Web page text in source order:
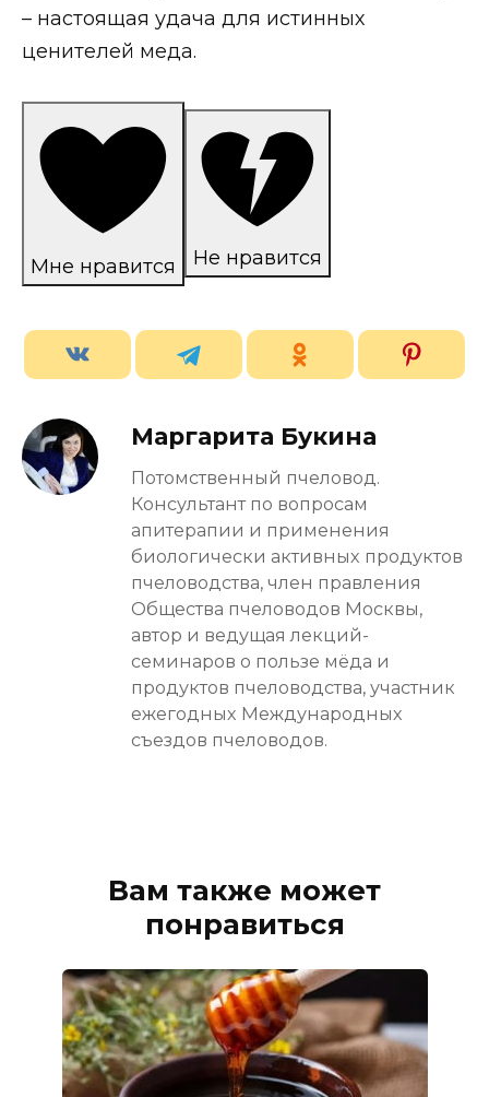
– настоящая удача для истинных
ценителей меда.
Мне нравится Не нравится
Маргарита Букина
Потомственный пчеловод.
Консультант по вопросам
апитерапии и применения
биологически активных продуктов
пчеловодства, член правления
Общества пчеловодов Москвы,
автор и ведущая лекций-
семинаров о пользе мёда и
продуктов пчеловодства, участник
ежегодных Международных
съездов пчеловодов.
Вам также может
понравиться